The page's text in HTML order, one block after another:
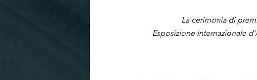
La cerimonia di
Esposizione Internazionale